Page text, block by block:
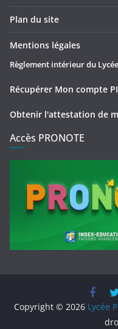
Plan du site
Mentions légales
Règlement intérieur du Lycée
Récupérer Mon compte
Obtenir l'attestation de
Accès PRONOTE
Copyright © 2026 Lycée